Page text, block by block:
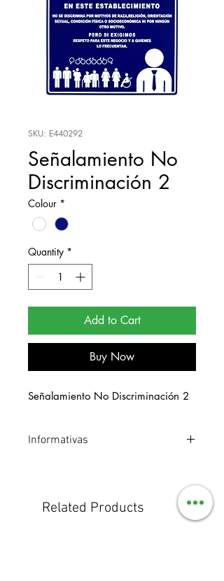
SKU: E440292
Señalamiento No
Discriminación 2
Colour *
Quantity *
Add to Cart
Buy Now
Señalamiento No Discriminación 2
Informativas
Related Products